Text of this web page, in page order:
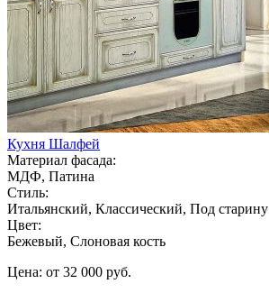
Кухня Шалфей
Материал фасада:
МДФ, Патина
Стиль:
Итальянский, Классический, Под старину
Цвет:
Бежевый, Слоновая кость
Цена: от 32 000 руб.